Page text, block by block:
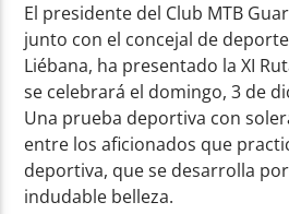
El presidente del Club MTB
junto con el concejal de
Liébana, ha presentado la XI
se celebrará el domingo, 3 de
Una prueba deportiva con
entre los aficionados que
deportiva, que se desarrolla
indudable belleza.